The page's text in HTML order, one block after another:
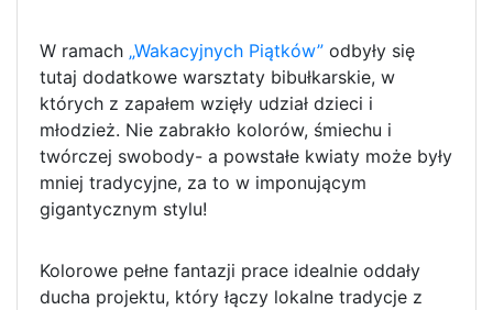
W ramach „Wakacyjnych Piątków” odbyły się
tutaj dodatkowe warsztaty bibułkarskie, w
których z zapałem wzięły udział dzieci i
młodzież. Nie zabrakło kolorów, śmiechu i
twórczej swobody- a powstałe kwiaty może były
mniej tradycyjne, za to w imponującym
gigantycznym stylu!
Kolorowe pełne fantazji prace idealnie oddały
ducha projektu, który łączy lokalne tradycje z